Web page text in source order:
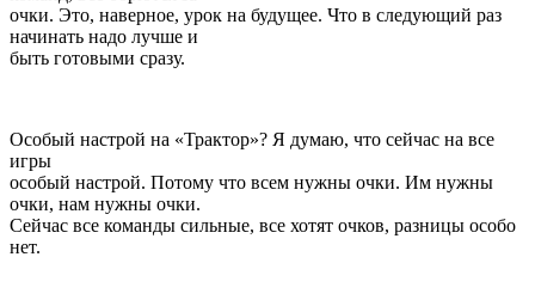
очки. Это, наверное, урок на будущее. Что в следующий раз
начинать надо лучше и
быть готовыми сразу.
Особый настрой на «Трактор»? Я думаю, что сейчас на все
игры
особый настрой. Потому что всем нужны очки. Им нужны
очки, нам нужны очки.
Сейчас все команды сильные, все хотят очков, разницы особо
нет.